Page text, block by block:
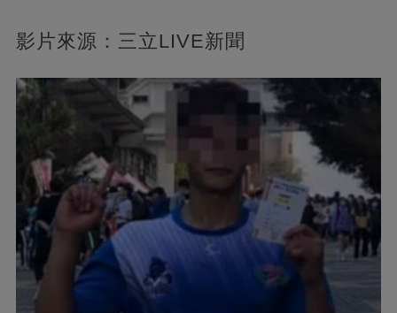
影片來源：三立LIVE新聞